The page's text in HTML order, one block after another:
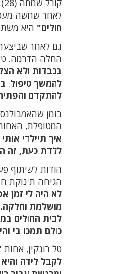
לאחר שחשה מעט כאבים
חולים" היא
גם לאחר
החלה הדרמה. טל
בכבדות ולא
להמשך טיפול.
להתקדם והפתיחה כבר הייתה
בזמן
המטופלת,
איך תיילדי
ללדת כעת, זה
הודות לשיתוף
הגיחה תינוקת
לא היה לי זמן
מושלמת
לבית החולים
כולם תמכו בי
טל רונקין,
לקבל לידה והיא